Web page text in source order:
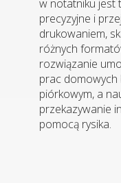
w notatniku jest
precyzyjne i
drukowaniem,
różnych
rozwiązanie
prac
piórkowym, a
przekazywanie
pomocą rysika.